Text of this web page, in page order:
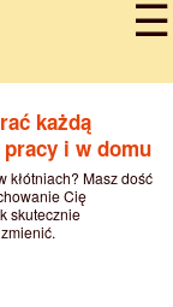
każdą
i w domu
kłótniach? Masz dość
Cię
skutecznie